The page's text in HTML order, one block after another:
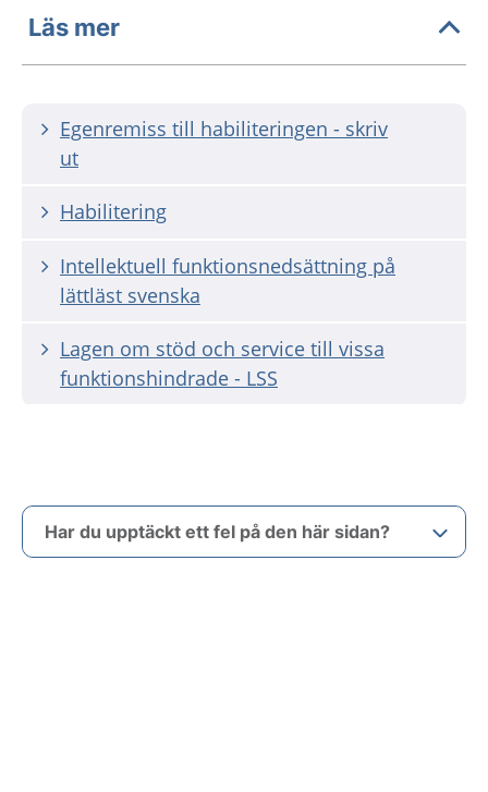
Läs mer
Egenremiss till habiliteringen - skriv
ut
Habilitering
Intellektuell funktionsnedsättning på
lättläst svenska
Lagen om stöd och service till vissa
funktionshindrade - LSS
Har du upptäckt ett fel på den här sidan?